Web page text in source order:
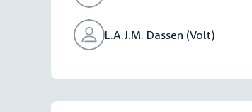
L.A.J.M. Dassen (Volt)